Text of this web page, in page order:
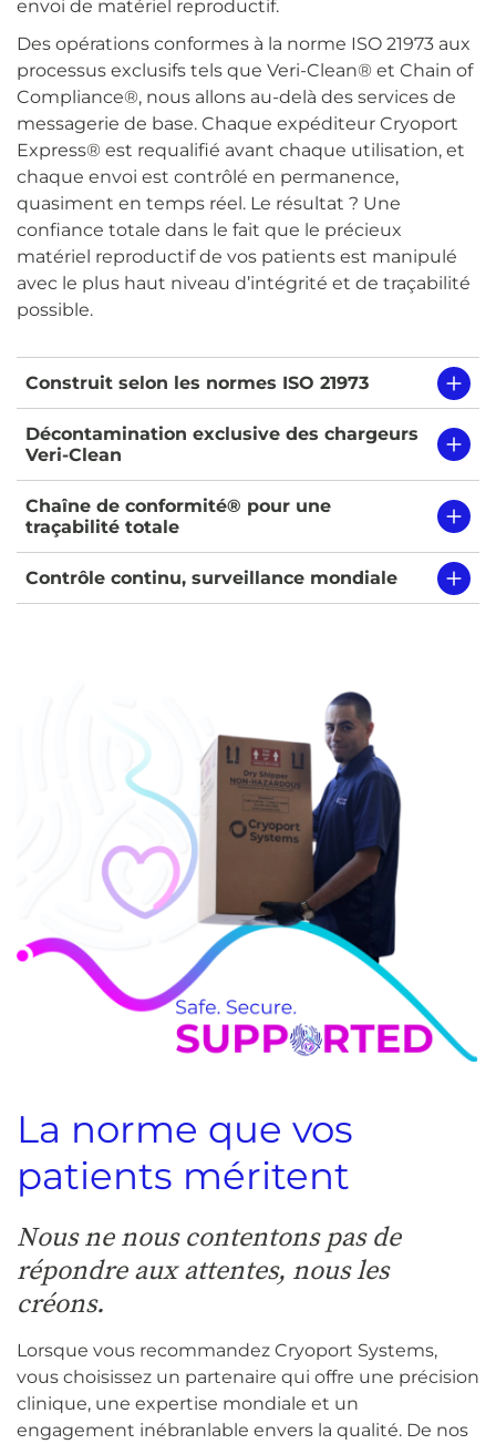
envoi de matériel reproductif.
Des opérations conformes à la norme ISO 21973 aux
processus exclusifs tels que Veri-Clean® et Chain of
Compliance®, nous allons au-delà des services de
messagerie de base. Chaque expéditeur Cryoport
Express® est requalifié avant chaque utilisation, et
chaque envoi est contrôlé en permanence,
quasiment en temps réel. Le résultat ? Une
confiance totale dans le fait que le précieux
matériel reproductif de vos patients est manipulé
avec le plus haut niveau d’intégrité et de traçabilité
possible.
Construit selon les normes ISO 21973
Décontamination exclusive des chargeurs
Veri-Clean
Chaîne de conformité® pour une
traçabilité totale
Contrôle continu, surveillance mondiale
La norme que vos
patients méritent
Nous ne nous contentons pas de
répondre aux attentes, nous les
créons.
Lorsque vous recommandez Cryoport Systems,
vous choisissez un partenaire qui offre une précision
clinique, une expertise mondiale et un
engagement inébranlable envers la qualité. De nos